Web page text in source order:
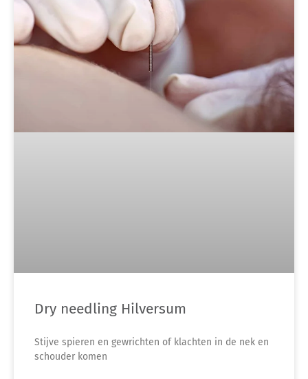
Dry needling Hilversum
Stijve spieren en gewrichten of klachten in de nek en
schouder komen